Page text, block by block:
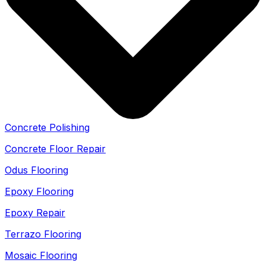
Concrete Polishing
Concrete Floor Repair
Odus Flooring
Epoxy Flooring
Epoxy Repair
Terrazo Flooring
Mosaic Flooring